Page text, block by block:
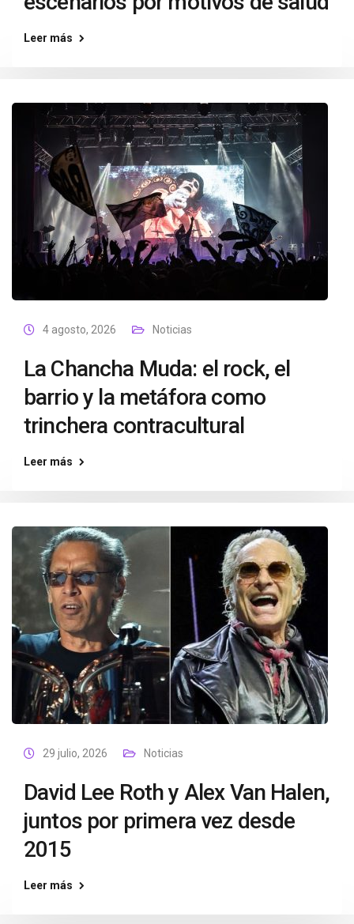
Leer más
4 agosto, 2026 Noticias
La Chancha Muda: el rock, el
barrio y la metáfora como
trinchera contracultural
Leer más
29 julio, 2026 Noticias
David Lee Roth y Alex Van Halen,
juntos por primera vez desde
2015
Leer más